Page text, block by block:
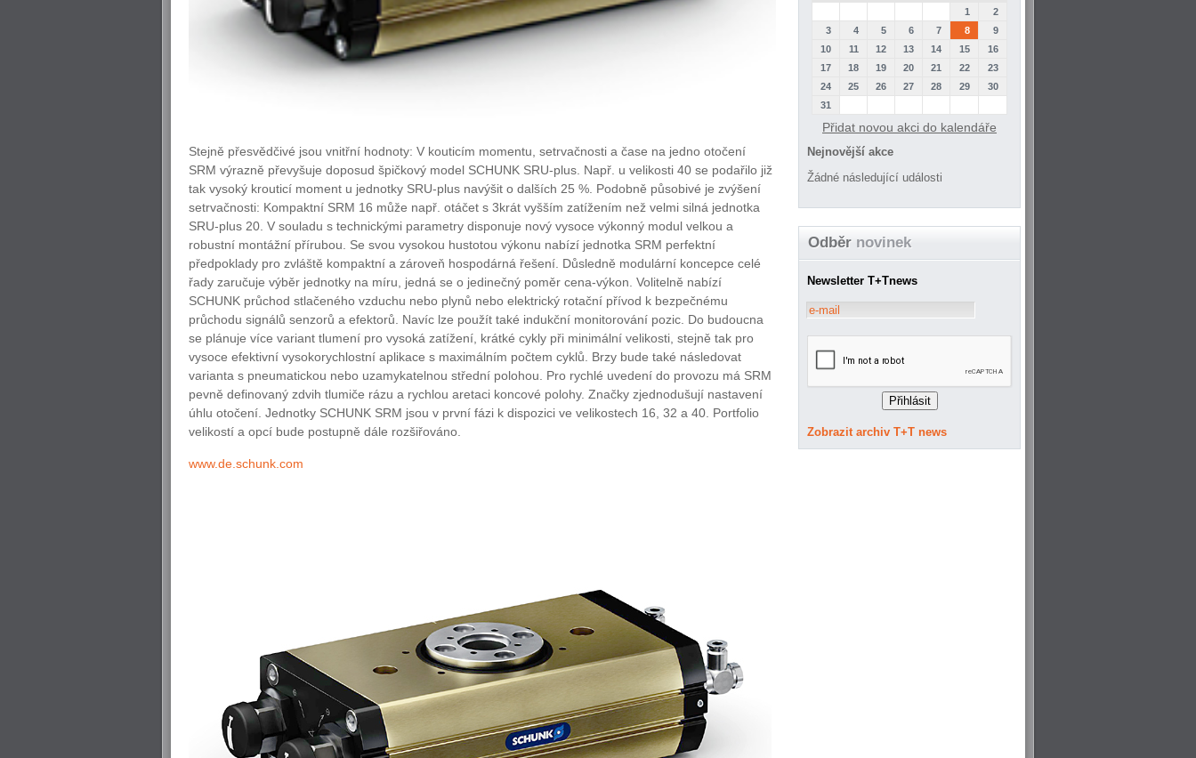
Stejně přesvědčivé jsou vnitřní hodnoty: V kouticím momentu, setrvačnosti a čase na jedno otočení
SRM výrazně převyšuje doposud špičkový model SCHUNK SRU-plus. Např. u velikosti 40 se podařilo již
tak vysoký krouticí moment u jednotky SRU-plus navýšit o dalších 25 %. Podobně působivé je zvýšení
setrvačnosti: Kompaktní SRM 16 může např. otáčet s 3krát vyšším zatížením než velmi silná jednotka
SRU-plus 20. V souladu s technickými parametry disponuje nový vysoce výkonný modul velkou a
robustní montážní přírubou. Se svou vysokou hustotou výkonu nabízí jednotka SRM perfektní
předpoklady pro zvláště kompaktní a zároveň hospodárná řešení. Důsledně modulární koncepce celé
řady zaručuje výběr jednotky na míru, jedná se o jedinečný poměr cena-výkon. Volitelně nabízí
SCHUNK průchod stlačeného vzduchu nebo plynů nebo elektrický rotační přívod k bezpečnému
průchodu signálů senzorů a efektorů. Navíc lze použít také indukční monitorování pozic. Do budoucna
se plánuje více variant tlumení pro vysoká zatížení, krátké cykly při minimální velikosti, stejně tak pro
vysoce efektivní vysokorychlostní aplikace s maximálním počtem cyklů. Brzy bude také následovat
varianta s pneumatickou nebo uzamykatelnou střední polohou. Pro rychlé uvedení do provozu má SRM
pevně definovaný zdvih tlumiče rázu a rychlou aretaci koncové polohy. Značky zjednodušují nastavení
úhlu otočení. Jednotky SCHUNK SRM jsou v první fázi k dispozici ve velikostech 16, 32 a 40. Portfolio
velikostí a opcí bude postupně dále rozšiřováno.
www.de.schunk.com
1
2
3
4 5 6 7 8
9
10
11 12 13 14 15
16
17
18 19 20 21 22
23
24
25 26 27 28 29
30
31
Přidat novou akci do kalendáře
Nejnovější akce
Žádné následující události
Odběr novinek
Newsletter T+Tnews
Zobrazit archiv T+T news